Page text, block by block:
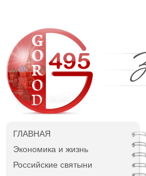
ГЛАВНАЯ
Экономика и жизнь
Российские святыни